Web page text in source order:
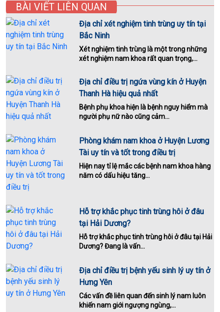
BÀI VIẾT LIÊN QUAN
Địa chỉ xét nghiệm tinh trùng uy tín tại
Bắc Ninh
Xét nghiệm tinh trùng là một trong những
xét nghiệm nam khoa rất quan trọng,...
Địa chỉ điều trị ngứa vùng kín ở Huyện
Thanh Hà hiệu quả nhất
Bệnh phụ khoa hiện là bệnh nguy hiểm mà
người phụ nữ nào cũng cảm...
Phòng khám nam khoa ở Huyện Lương
Tài uy tín và tốt trong điều trị
Hiện nay tỉ lệ mắc các bệnh nam khoa hàng
năm có dấu hiệu tăng...
Hỗ trợ khắc phục tinh trùng hôi ở đâu
tại Hải Dương?
Hỗ trợ khắc phục tinh trùng hôi ở đâu tại Hải
Dương? Đang là vấn...
Địa chỉ điều trị bệnh yếu sinh lý uy tín ở
Hưng Yên
Các vấn đề liên quan đến sinh lý nam luôn
khiến nam giới ngượng ngùng,...